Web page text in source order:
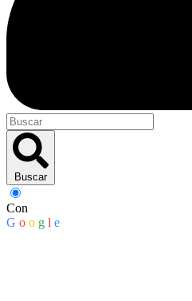
Buscar
Con
G o o g l e